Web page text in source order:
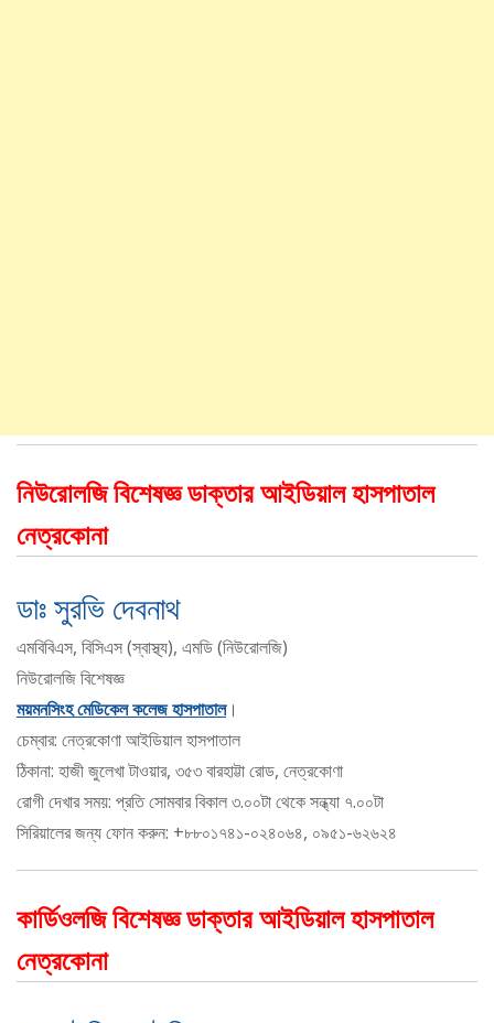
নিউরোলজি বিশেষজ্ঞ ডাক্তার আইডিয়াল হাসপাতাল
নেত্রকোনা
ডাঃ সুরভি দেবনাথ
এমবিবিএস, বিসিএস (স্বাস্থ্য), এমডি (নিউরোলজি)
নিউরোলজি বিশেষজ্ঞ
ময়মনসিংহ মেডিকেল কলেজ হাসপাতাল।
চেম্বার: নেত্রকোণা আইডিয়াল হাসপাতাল
ঠিকানা: হাজী জুলেখা টাওয়ার, ৩৫৩ বারহাট্টা রোড, নেত্রকোণা
রোগী দেখার সময়: প্রতি সোমবার বিকাল ৩.০০টা থেকে সন্ধ্যা ৭.০০টা
সিরিয়ালের জন্য ফোন করুন: +৮৮০১৭৪১-০২৪০৬৪, ০৯৫১-৬২৬২৪
কার্ডিওলজি বিশেষজ্ঞ ডাক্তার আইডিয়াল হাসপাতাল
নেত্রকোনা